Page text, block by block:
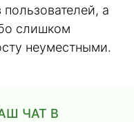
а
слишком
неуместными.
ЧАТ В